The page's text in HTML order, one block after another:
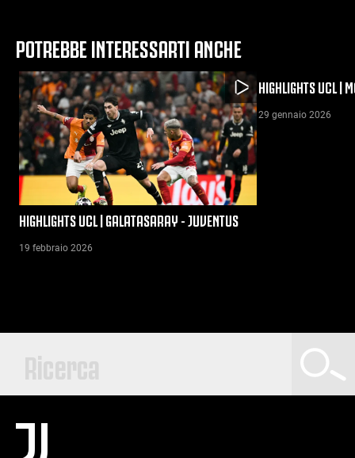
POTREBBE INTERESSARTI ANCHE
HIGHLIGHTS UCL | GALATASARAY - JUVENTUS
19 febbraio 2026
HIGHLIGHTS UCL |
29 gennaio 2026